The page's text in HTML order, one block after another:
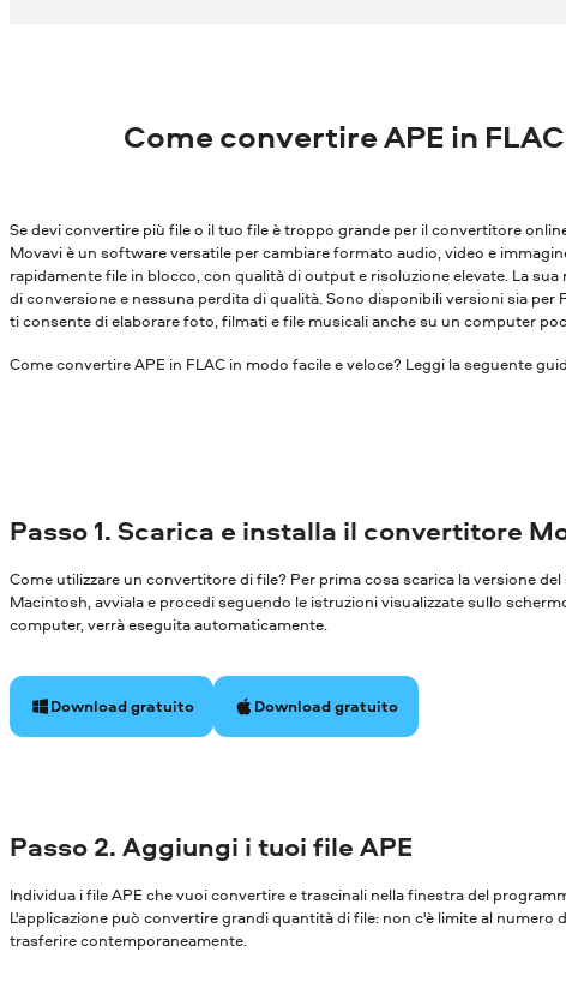
Come convertire APE in
Se devi convertire più file o il tuo file è troppo grande per il convertitore
Movavi è un software versatile per cambiare formato audio, video e
rapidamente file in blocco, con qualità di output e risoluzione elevate. La
di conversione e nessuna perdita di qualità. Sono disponibili versioni sia per
ti consente di elaborare foto, filmati e file musicali anche su un computer
Come convertire APE in FLAC in modo facile e veloce? Leggi la seguente
Passo 1. Scarica e installa il convertitore
Come utilizzare un convertitore di file? Per prima cosa scarica la versione
Macintosh, avviala e procedi seguendo le istruzioni visualizzate sullo
computer, verrà eseguita automaticamente.
Download gratuito Download gratuito
Passo 2. Aggiungi i tuoi file APE
Individua i file APE che vuoi convertire e trascinali nella finestra del
L'applicazione può convertire grandi quantità di file: non c'è limite al numero
trasferire contemporaneamente.